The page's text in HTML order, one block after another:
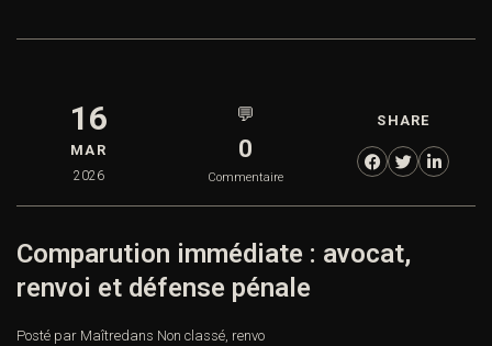
16
MAR
2026
💬
0
Commentaire
SHARE
Comparution immédiate : avocat,
renvoi et défense pénale
Posté par Maîtredans Non classé, renvo